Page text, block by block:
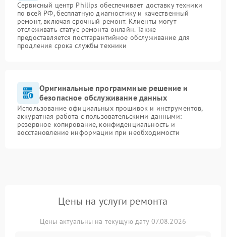
Сервисный центр Philips обеспечивает доставку техники
по всей РФ, бесплатную диагностику и качественный
ремонт, включая срочный ремонт. Клиенты могут
отслеживать статус ремонта онлайн. Также
предоставляется постгарантийное обслуживание для
продления срока службы техники
Оригинальные программные решение и
безопасное обслуживание данных
Использование официальных прошивок и инструментов,
аккуратная работа с пользовательскими данными:
резервное копирование, конфиденциальность и
восстановление информации при необходимости
Цены на услуги ремонта
Цены актуальны на текущую дату 07.08.2026